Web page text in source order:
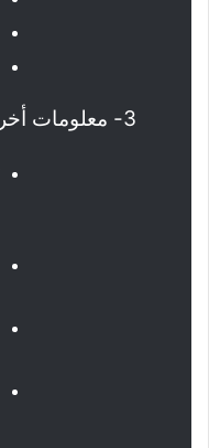
3- معلومات أخرى: